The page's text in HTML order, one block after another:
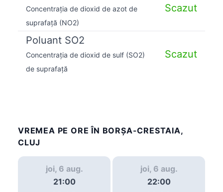
Concentrația de dioxid de azot de
suprafață (NO2)
Scazut
Poluant SO2
Concentrația de dioxid de sulf (SO2)
de suprafață
Scazut
VREMEA PE ORE ÎN BORŞA-CRESTAIA,
CLUJ
joi, 6 aug.
21:00
joi, 6 aug.
22:00